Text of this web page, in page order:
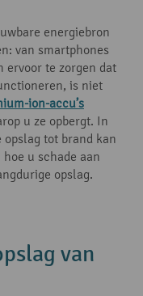
energiebron
van smartphones
ervoor te zorgen dat
is niet
ion-accu’s
u ze opbergt. In
tot brand kan
u schade aan
opslag.
van